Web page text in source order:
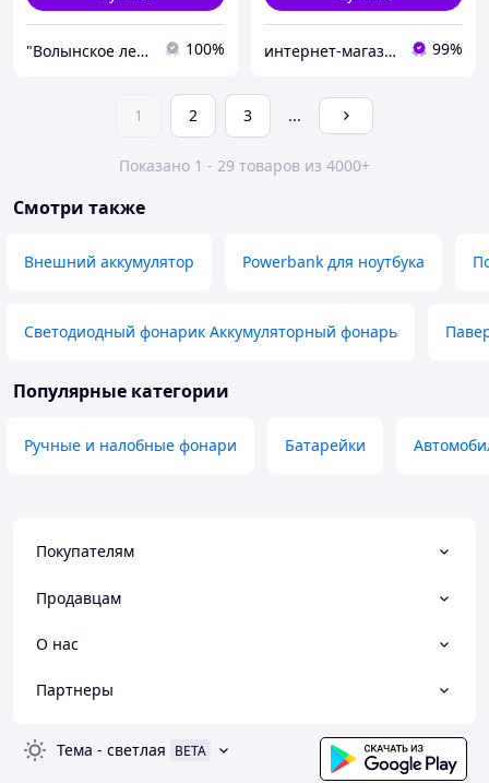
"Волынское лесоперерабатывающие предприятие" 100% интернет-магазин «Multitex» 99%
1 2 3 ...
Показано 1 - 29 товаров из 4000+
Смотри также
Внешний аккумулятор Powerbank для ноутбука
Светодиодный фонарик Аккумуляторный фонарь
Популярные категории
Ручные и налобные фонари Батарейки
Покупателям
Продавцам
О нас
Партнеры
Тема - светлая BETA